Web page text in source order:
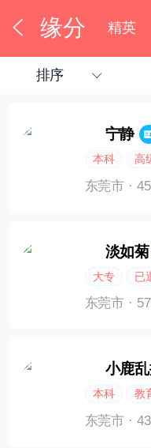
缘分 精英
排序
宁静
本科 高
东莞市 ·
淡如菊
大专 已
东莞市 ·
小鹿
本科 教
东莞市 ·